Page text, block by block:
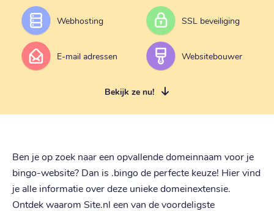
Webhosting SSL beveiliging
E-mail adressen Websitebouwer
Bekijk ze nu!
Ben je op zoek naar een opvallende domeinnaam voor je
bingo-website? Dan is .bingo de perfecte keuze! Hier vind
je alle informatie over deze unieke domeinextensie.
Ontdek waarom Site.nl een van de voordeligste